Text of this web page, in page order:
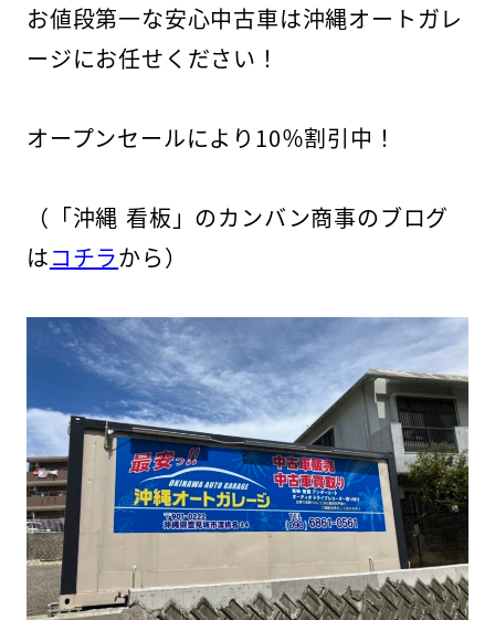
お値段第一な安心中古車は沖縄オートガレ
ージにお任せください！
オープンセールにより10％割引中！
（「沖縄 看板」のカンバン商事のブログ
はコチラから）